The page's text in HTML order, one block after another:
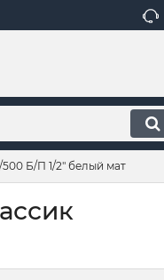
Б/П 1/2" белый мат